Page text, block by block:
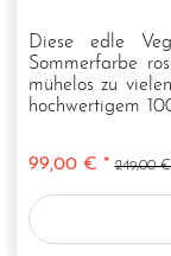
Diese edle
Sommerfarbe
mühelos zu
hochwertigem
99,00 € * 249,00